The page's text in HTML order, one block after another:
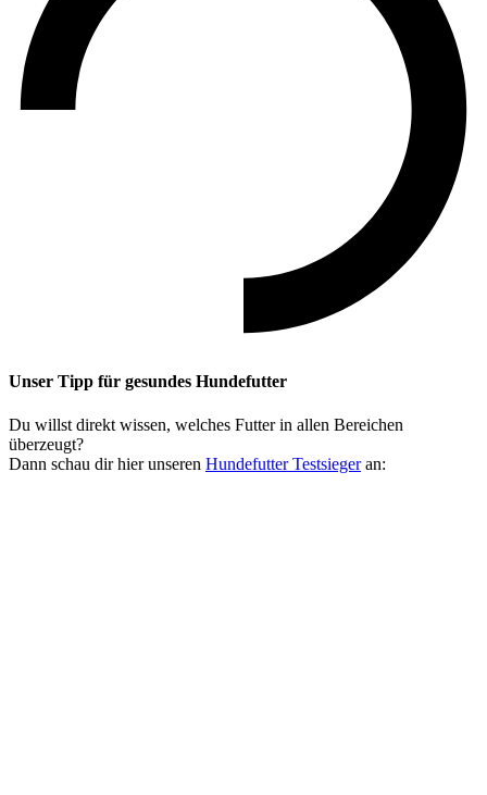
Unser Tipp für gesundes Hundefutter
Du willst direkt wissen, welches Futter in allen Bereichen
überzeugt?
Dann schau dir hier unseren Hundefutter Testsiegeran: